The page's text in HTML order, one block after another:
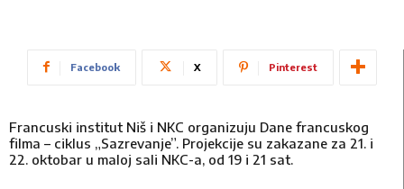
Facebook X Pinterest
Francuski institut Niš i NKC organizuju Dane francuskog
filma – ciklus „Sazrevanje”. Projekcije su zakazane za 21. i
22. oktobar u maloj sali NKC-a, od 19 i 21 sat.